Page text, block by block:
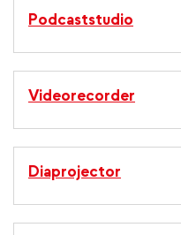
Podcaststudio
Videorecorder
Diaprojector